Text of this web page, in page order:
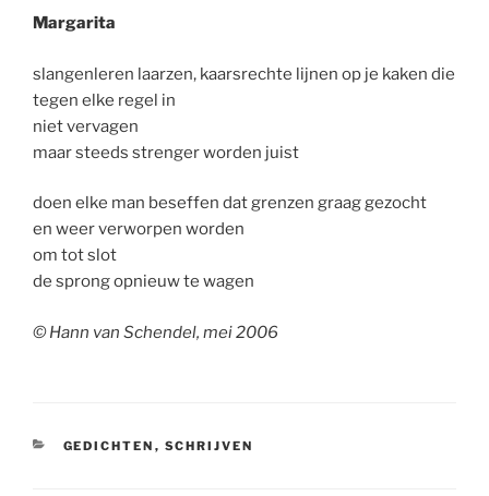
Margarita
slangenleren laarzen, kaarsrechte lijnen op je kaken die
tegen elke regel in
niet vervagen
maar steeds strenger worden juist
doen elke man beseffen dat grenzen graag gezocht
en weer verworpen worden
om tot slot
de sprong opnieuw te wagen
© Hann van Schendel, mei 2006
CATEGORIEËN
GEDICHTEN , SCHRIJVEN